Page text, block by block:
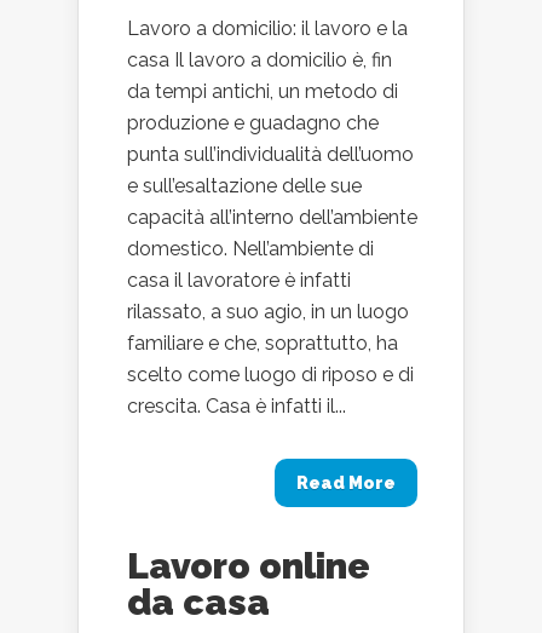
Lavoro a domicilio: il lavoro e la
casa Il lavoro a domicilio è, fin
da tempi antichi, un metodo di
produzione e guadagno che
punta sull’individualità dell’uomo
e sull’esaltazione delle sue
capacità all’interno dell’ambiente
domestico. Nell’ambiente di
casa il lavoratore è infatti
rilassato, a suo agio, in un luogo
familiare e che, soprattutto, ha
scelto come luogo di riposo e di
crescita. Casa è infatti il...
Read More
Lavoro online
da casa